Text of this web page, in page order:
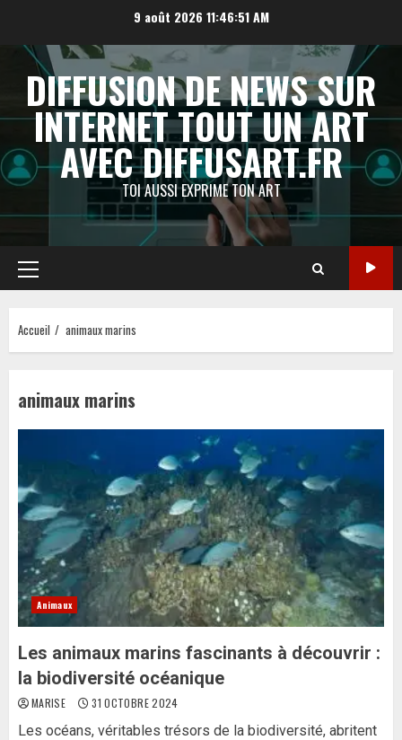
contenu
9 août 2026 11:46:52 AM
DIFFUSION DE NEWS SUR
INTERNET TOUT UN ART
AVEC DIFFUSART.FR
TOI AUSSI EXPRIME TON ART
Menu
principal
Accueil animaux marins
animaux marins
Animaux
Les animaux marins fascinants à découvrir :
la biodiversité océanique
MARISE 31 OCTOBRE 2024
Les océans, véritables trésors de la biodiversité, abritent